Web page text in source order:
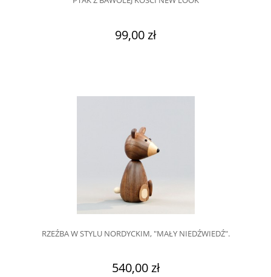
99,00 zł
RZEŹBA W STYLU NORDYCKIM, "MAŁY NIEDŹWIEDŹ".
540,00 zł